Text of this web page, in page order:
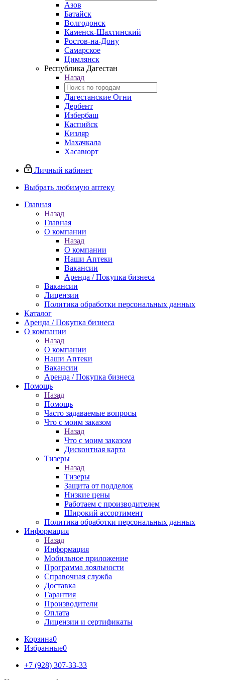
Азов
Батайск
Волгодонск
Каменск-Шахтинский
Ростов-на-Дону
Самарское
Цимлянск
Республика Дагестан
Назад
Дагестанские Огни
Дербент
Избербаш
Каспийск
Кизляр
Махачкала
Хасавюрт
Личный кабинет
Выбрать любимую аптеку
Главная
Назад
Главная
О компании
Назад
О компании
Наши Аптеки
Вакансии
Аренда / Покупка бизнеса
Вакансии
Лицензии
Политика обработки персональных данных
Каталог
Аренда / Покупка бизнеса
О компании
Назад
О компании
Наши Аптеки
Вакансии
Аренда / Покупка бизнеса
Помощь
Назад
Помощь
Часто задаваемые вопросы
Что с моим заказом
Назад
Что с моим заказом
Дисконтная карта
Тизеры
Назад
Тизеры
Защита от подделок
Низкие цены
Работаем с производителем
Широкий ассортимент
Политика обработки персональных данных
Информация
Назад
Информация
Мобильное приложение
Программа лояльности
Справочная служба
Доставка
Гарантия
Производители
Оплата
Лицензии и сертификаты
Корзина0
Избранные0
+7 (928) 307-33-33